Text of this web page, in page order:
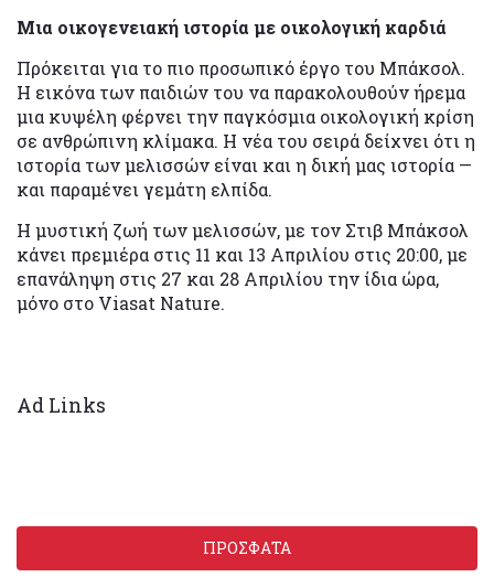
Μια οικογενειακή ιστορία με οικολογική καρδιά
Πρόκειται για το πιο προσωπικό έργο του Μπάκσολ.
Η εικόνα των παιδιών του να παρακολουθούν ήρεμα
μια κυψέλη φέρνει την παγκόσμια οικολογική κρίση
σε ανθρώπινη κλίμακα. Η νέα του σειρά δείχνει ότι η
ιστορία των μελισσών είναι και η δική μας ιστορία —
και παραμένει γεμάτη ελπίδα.
Η μυστική ζωή των μελισσών, με τον Στιβ Μπάκσολ
κάνει πρεμιέρα στις 11 και 13 Απριλίου στις 20:00, με
επανάληψη στις 27 και 28 Απριλίου την ίδια ώρα,
μόνο στο Viasat Nature.
Ad Links
ΠΡΟΣΦΑΤΑ